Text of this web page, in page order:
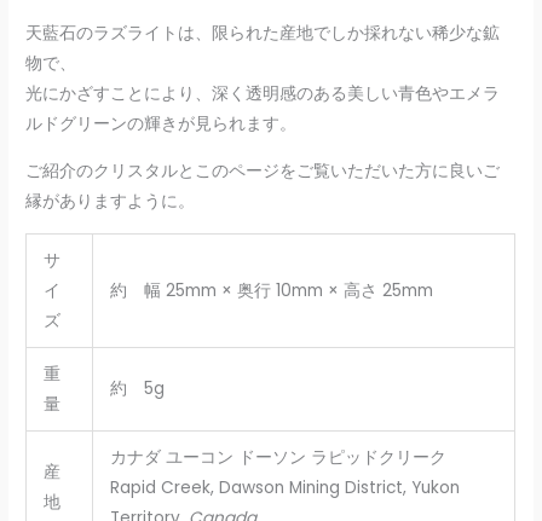
天藍石のラズライトは、限られた産地でしか採れない稀少な鉱
物で、
光にかざすことにより、深く透明感のある美しい青色やエメラ
ルドグリーンの輝きが見られます。
ご紹介のクリスタルとこのページをご覧いただいた方に良いご
縁がありますように。
サ
イ
ズ
約 幅 25mm × 奥行 10mm × 高さ 25mm
重
量
約 5g
産
地
カナダ ユーコン ドーソン ラピッドクリーク
Rapid Creek, Dawson Mining District, Yukon